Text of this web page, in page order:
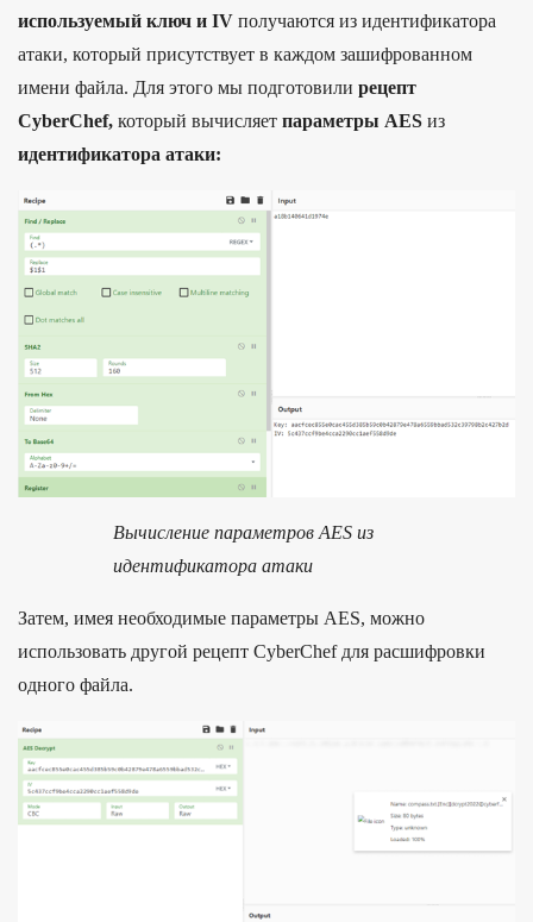
используемый ключ и IV получаются из идентификатора
атаки, который присутствует в каждом зашифрованном
имени файла. Для этого мы подготовили рецепт
CyberChef, который вычисляет параметры AES из
идентификатора атаки:
Вычисление параметров AES из
идентификатора атаки
Затем, имея необходимые параметры AES, можно
использовать другой рецепт CyberChef для расшифровки
одного файла.